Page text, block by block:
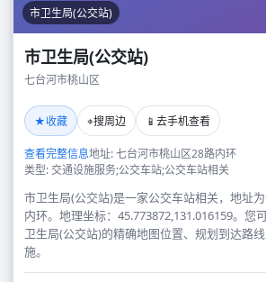
市卫生局(公交站)
市卫生局(公交站)
七台河市桃山区
★收藏 ⌖搜周边 📱 去手机查看
查看完整信息地址: 七台河市桃山区28路内环
类型: 交通设施服务;公交车站;公交车站相关
市卫生局(公交站)是一家公交车站相关，地址
内环。地理坐标：45.773872,131.016159。您
卫生局(公交站)的精确地图位置、规划到达路
施。